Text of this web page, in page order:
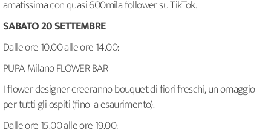
amatissima con quasi 600mila follower su TikTok.
SABATO 20 SETTEMBRE
Dalle ore 10.00 alle ore 14.00:
PUPA Milano FLOWER BAR
I flower designer creeranno bouquet di fiori freschi, un omaggio
per tutti gli ospiti (fino a esaurimento).
Dalle ore 15.00 alle ore 19.00: